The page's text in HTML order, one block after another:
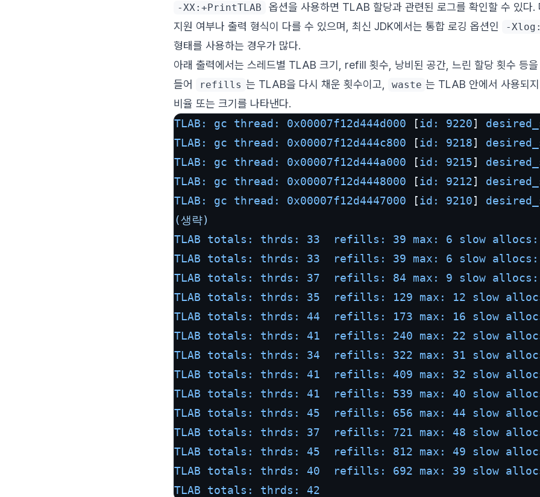
-XX:+PrintTLAB
옵션을 사용하면 TLAB 할당과 관련된 로그를 확인할 수 있다.
지원 여부나 출력 형식이 다를 수 있으며, 최신 JDK에서는 통합 로깅 옵션인
-
형태를 사용하는 경우가 많다.
아래 출력에서는 스레드별 TLAB 크기, refill 횟수, 낭비된 공간, 느린 할당 횟수 등
들어
refills 는 TLAB을 다시 채운 횟수이고, waste 는 TLAB 안에서 사용되
비율 또는 크기를 나타낸다.
TLAB: gc thread:
0x00007f12d444d000 [id: 9220]
TLAB: gc thread:
0x00007f12d444c800 [id: 9218]
TLAB: gc thread:
0x00007f12d444a000 [id: 9215]
TLAB: gc thread:
0x00007f12d4448000 [id: 9212]
TLAB: gc thread:
0x00007f12d4447000 [id: 9210]
(생략)
TLAB totals: thrds: 33  refills: 39 max: 6 slow allocs:
TLAB totals: thrds: 33  refills: 39 max: 6 slow allocs:
TLAB totals: thrds: 37  refills: 84 max: 9 slow allocs:
TLAB totals: thrds: 35  refills: 129 max: 12 slow
TLAB totals: thrds: 44  refills: 173 max: 16 slow
TLAB totals: thrds: 41  refills: 240 max: 22 slow
TLAB totals: thrds: 34  refills: 322 max: 31 slow
TLAB totals: thrds: 41  refills: 409 max: 32 slow
TLAB totals: thrds: 41  refills: 539 max: 40 slow
TLAB totals: thrds: 45  refills: 656 max: 44 slow
TLAB totals: thrds: 37  refills: 721 max: 48 slow
TLAB totals: thrds: 45  refills: 812 max: 49 slow
TLAB totals: thrds: 40  refills: 692 max: 39 slow
TLAB totals: thrds:
42